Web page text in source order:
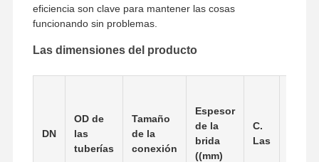
eficiencia son clave para mantener las cosas
funcionando sin problemas.
Las dimensiones del producto
DN
OD de
las
tuberías
Tamaño
de la
conexión
Espesor
de la
brida
((mm)
C.
Las